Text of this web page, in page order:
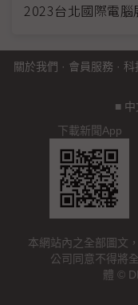
2023台北國際電腦
關於我們 · 會員服務 · 科
■
下載新聞App
本網站內之全部圖文
公司同意不得將
體 ©